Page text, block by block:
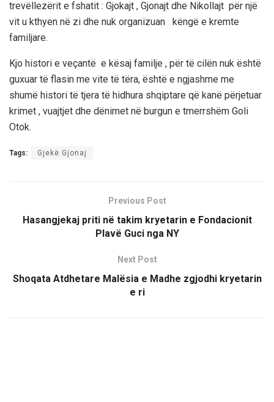
trevëllezërit e fshatit : Gjokajt , Gjonajt dhe Nikollajt për një
vit u kthyen në zi dhe nuk organizuan këngë e kremte
familjare.
Kjo histori e veçantë e kësaj familje , për të cilën nuk është
guxuar të flasin me vite të tëra, është e ngjashme me
shumë histori të tjera të hidhura shqiptare që kanë përjetuar
krimet , vuajtjet dhe dënimet në burgun e tmerrshëm Goli
Otok.
Tags: Gjekë Gjonaj
Previous Post
Hasangjekaj priti në takim kryetarin e Fondacionit
Plavë Guci nga NY
Next Post
Shoqata Atdhetare Malësia e Madhe zgjodhi kryetarin
e ri